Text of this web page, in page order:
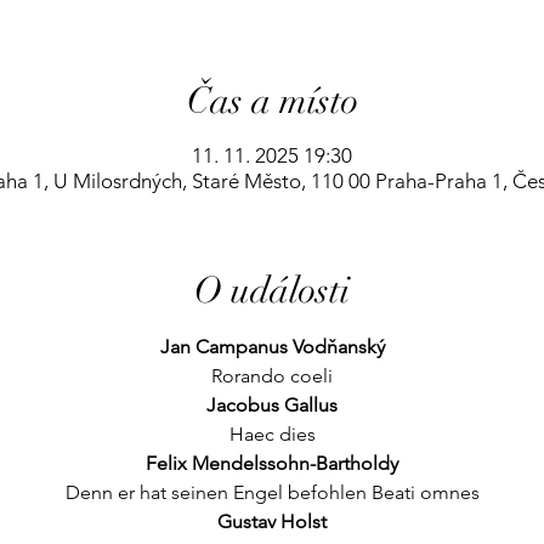
Čas a místo
11. 11. 2025 19:30
1, U Milosrdných, Staré Město, 110 00 Praha-Praha 1,
O události
Jan Campanus Vodňanský
Rorando coeli
Jacobus Gallus
Haec dies
Felix Mendelssohn-Bartholdy
Denn er hat seinen Engel befohlen Beati omnes
Gustav Holst